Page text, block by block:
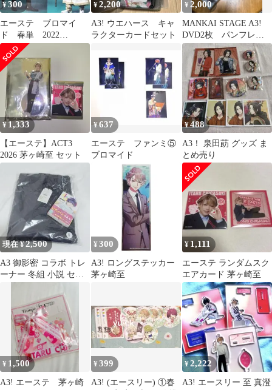
¥300
エーステ ブロマイ
ド 春単 2022
ACT2 エメラルドのペ
テン師
¥2,200
A3! ウエハース キャ
ラクターカードセット
¥2,000
MANKAI STAGE A3!
DVD2枚 パンフレッ
ト ブロマイドセット
¥ 1,333
【エーステ】ACT3
2026 茅ヶ崎至 セット
¥637
エーステ ファンミ⑤
ブロマイド
¥488
A3！ 泉田莇 グッズ ま
とめ売り
現在 ¥2,500
A3 御影密 コラボ トレ
ーナー 冬組 小説 セッ
¥ 300
A3! ロングステッカー
茅ヶ崎至
¥ 1,111
エーステ ランダムスク
エアカード 茅ヶ崎至
¥ 1,500
A3! エーステ 茅ヶ崎
¥399
A3! (エースリー) ①春
¥2,222
A3! エースリー 至 真澄